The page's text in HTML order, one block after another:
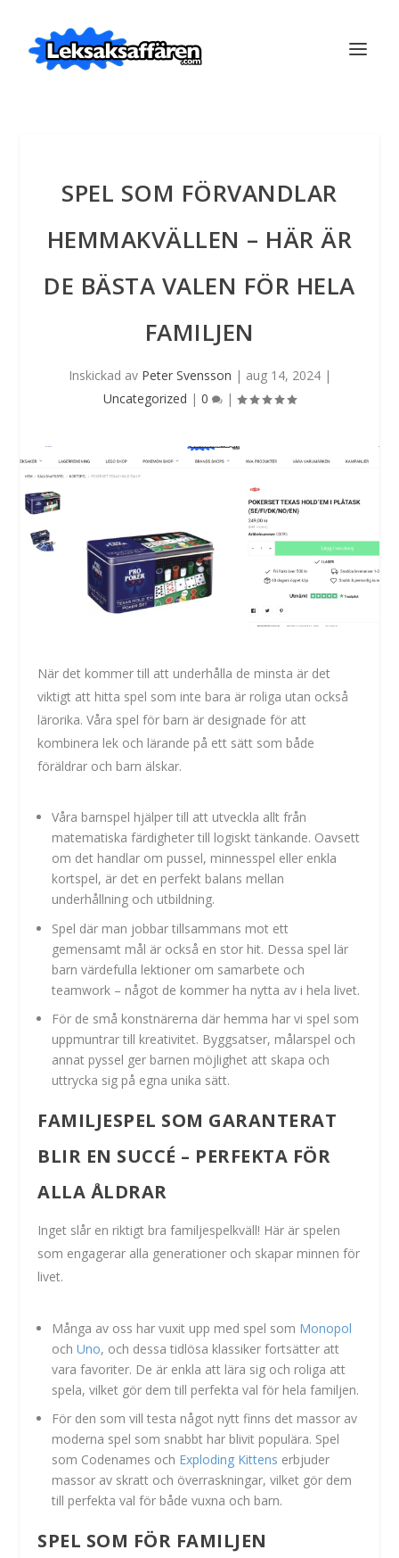
SPEL SOM FÖRVANDLAR
HEMMAKVÄLLEN – HÄR ÄR
DE BÄSTA VALEN FÖR HELA
FAMILJEN
Inskickad av Peter Svensson | aug 14, 2024|
Uncategorized | 0 |
När det kommer till att underhålla de minsta är det
viktigt att hitta spel som inte bara är roliga utan också
lärorika. Våra spel för barn är designade för att
kombinera lek och lärande på ett sätt som både
föräldrar och barn älskar.
Våra barnspel hjälper till att utveckla allt från
matematiska färdigheter till logiskt tänkande. Oavsett
om det handlar om pussel, minnesspel eller enkla
kortspel, är det en perfekt balans mellan
underhållning och utbildning.
Spel där man jobbar tillsammans mot ett
gemensamt mål är också en stor hit. Dessa spel lär
barn värdefulla lektioner om samarbete och
teamwork – något de kommer ha nytta av i hela livet.
För de små konstnärerna där hemma har vi spel som
uppmuntrar till kreativitet. Byggsatser, målarspel och
annat pyssel ger barnen möjlighet att skapa och
uttrycka sig på egna unika sätt.
FAMILJESPEL SOM GARANTERAT
BLIR EN SUCCÉ – PERFEKTA FÖR
ALLA ÅLDRAR
Inget slår en riktigt bra familjespelkväll! Här är spelen
som engagerar alla generationer och skapar minnen för
livet.
Många av oss har vuxit upp med spel som Monopol
ochUno, och dessa tidlösa klassiker fortsätter att
vara favoriter. De är enkla att lära sig och roliga att
spela, vilket gör dem till perfekta val för hela familjen.
För den som vill testa något nytt finns det massor av
moderna spel som snabbt har blivit populära. Spel
som Codenames och Exploding Kittens erbjuder
massor av skratt och överraskningar, vilket gör dem
till perfekta val för både vuxna och barn.
SPEL SOM FÖR FAMILJEN